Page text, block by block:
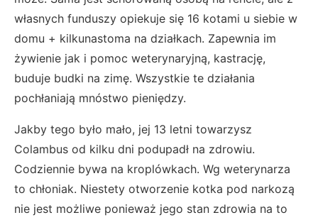
własnych funduszy opiekuje się 16 kotami u siebie w
domu + kilkunastoma na działkach. Zapewnia im
żywienie jak i pomoc weterynaryjną, kastrację,
buduje budki na zimę. Wszystkie te działania
pochłaniają mnóstwo pieniędzy.
Jakby tego było mało, jej 13 letni towarzysz
Colambus od kilku dni podupadł na zdrowiu.
Codziennie bywa na kroplówkach. Wg weterynarza
to chłoniak. Niestety otworzenie kotka pod narkozą
nie jest możliwe ponieważ jego stan zdrowia na to